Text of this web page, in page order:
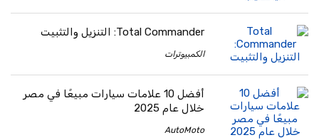
Total Commander: التنزيل والتثبيت
الكمبيوترات
أفضل 10 علامات سيارات مبيعًا في مصر
خلال عام 2025
AutoMoto